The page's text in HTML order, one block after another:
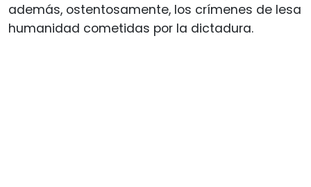
además, ostentosamente, los crímenes de lesa
humanidad cometidas por la dictadura.